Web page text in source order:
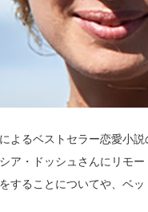
よるベストセラー恋愛小
ア・ドッシュさんにリモ
することについてや、ベッ